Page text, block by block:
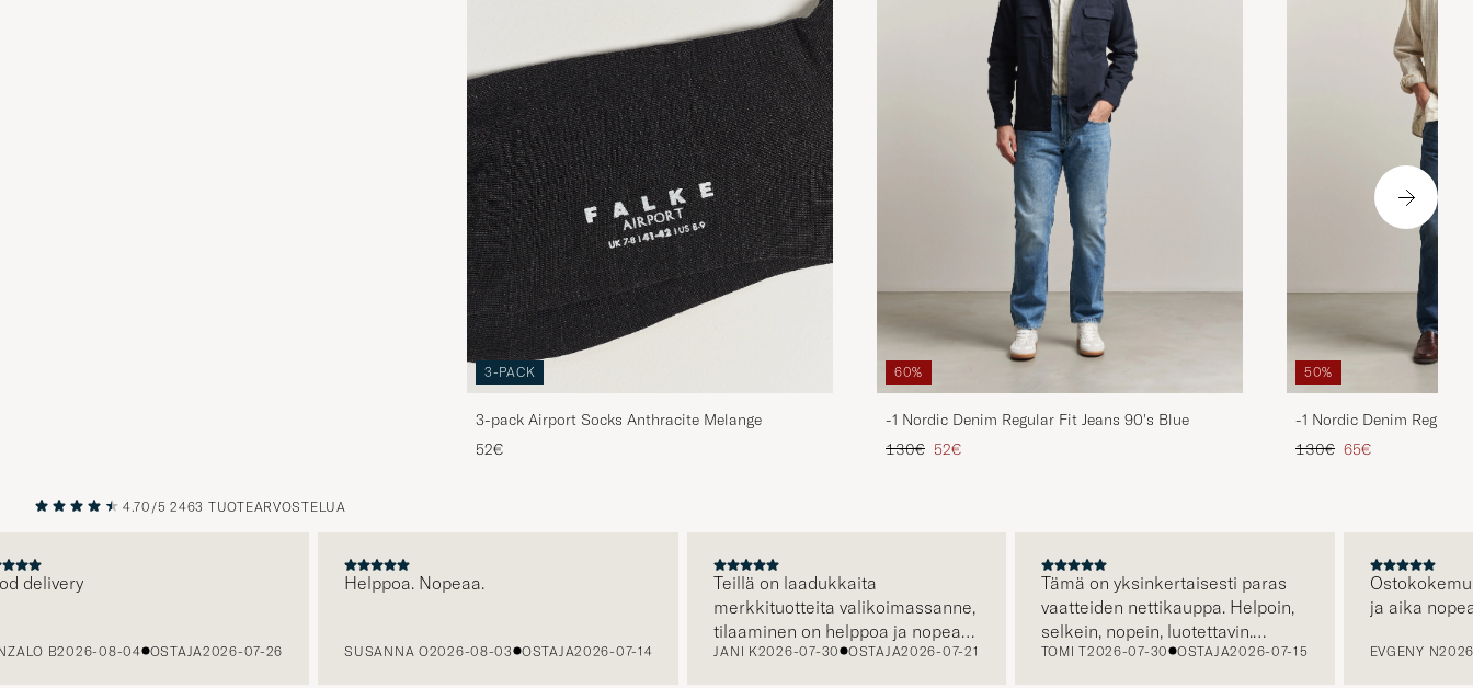
3-PACK
3-pack Airport Socks Anthracite Melange
52€
60%
-1 Nordic Denim Regular Fit Jeans 90's Blue
Tavallinen hinta
130€ Alennettu hinta
52€
50%
-1 Nordic Denim Regular
Tavallinen hinta
130€ Alennettu hinta
65€
EDELLINEN
4.70/5 2463 TUOTEARVOSTELUA
B2026-08-04 OSTAJA2026-07-26
Helppoa. Nopeaa.
SUSANNA O2026-08-03 OSTAJA2026-07-14
Teillä on laadukkaita
merkkituotteita valikoimassanne,
tilaaminen on helppoa ja nopeaa,
sekä asiakaspalvelustanne saa
JANI K2026-07-30 OSTAJA2026-07-21
Tämä on yksinkertaisesti paras
vaatteiden nettikauppa. Helpoin,
selkein, nopein, luotettavin.
Erityisen hienoa että kuljetus on
TOMI T2026-07-30 OSTAJA2026-07-15
Ostokokemus
ja aika nopea
EVGENY N2026-